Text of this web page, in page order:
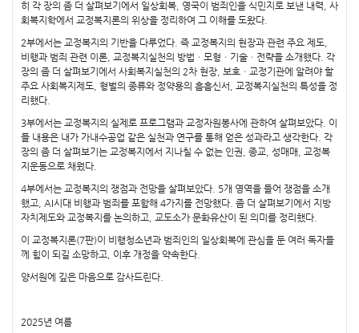
히 각 장의 좀 더 살펴보기에서 일상회복, 영국이 범죄인을 식민지로 보낸 내력, 사
회복지학에서 교정복지론의 위상을 정리하여 그 이해를 도왔다.
2부에서는 교정복지의 기반을 다루었다. 즉 교정복지의 현장과 관련 주요 제도,
비행과 범죄 관련 이론, 교정복지실천의 방법ㆍ모형ㆍ기술ㆍ전략을 소개했다. 각
장의 좀 더 살펴보기에서 사회복지실천의 2차 현장, 보호ㆍ교정기관에 알려야 할
주요 사회복지제도, 형벌의 종류와 정약용의 흠흠신서, 교정복지실천의 특성을 정
리했다.
3부에서는 교정복지의 실제로 프로그램과 교정자원봉사에 관하여 살펴보았다. 이
들 내용은 내가 가내수공업 같은 실천과 연구를 통해 얻은 성과라고 생각한다. 각
장의 좀 더 살펴보기는 교정복지에서 지나칠 수 없는 인권, 종교, 성매매, 교정복
지운동으로 채웠다.
4부에서는 교정복지의 쟁점과 전망을 살펴보았다. 5개 영역을 들어 쟁점을 소개
했고, AI시대 비행과 범죄를 포함해 4가지를 전망했다. 좀 더 살펴보기에서 지방
자치제도와 교정복지를 논의하고, 교도소가 문화유산이 된 의미를 정리했다.
이 교정복지론(7판)이 비행청소년과 범죄인의 일상회복에 관심을 둔 여러 독자들
께 힘이 되길 소망하고, 이후 개정을 약속한다.
양서원에 깊은 마음으로 감사드린다.
2025년 여름